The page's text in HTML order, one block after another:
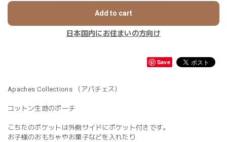
Add to cart
日本国内にお住まいの方向け
Save
Apaches Collections （アパチェス）
コットン生地のポーチ
こちたのポケットは外側サイドにポケット付きです。
お子様のおもちゃやお菓子などを入れたり